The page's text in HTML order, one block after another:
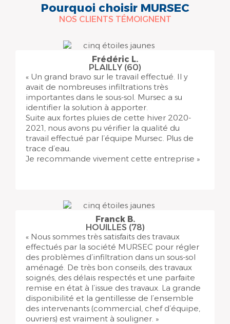
Pourquoi choisir MURSEC
NOS CLIENTS TÉMOIGNENT
Frédéric L.
PLAILLY (60)
« Un grand bravo sur le travail effectué. Il y
avait de nombreuses infiltrations très
importantes dans le sous-sol. Mursec a su
identifier la solution à apporter.
Suite aux fortes pluies de cette hiver 2020-
2021, nous avons pu vérifier la qualité du
travail effectué par l’équipe Mursec. Plus de
trace d’eau.
Je recommande vivement cette entreprise »
Franck B.
HOUILLES (78)
« Nous sommes très satisfaits des travaux
effectués par la société MURSEC pour régler
des problèmes d’infiltration dans un sous-sol
aménagé. De très bon conseils, des travaux
soignés, des délais respectés et une parfaite
remise en état à l’issue des travaux. La grande
disponibilité et la gentillesse de l’ensemble
des intervenants (commercial, chef d’équipe,
ouvriers) est vraiment à souligner. »